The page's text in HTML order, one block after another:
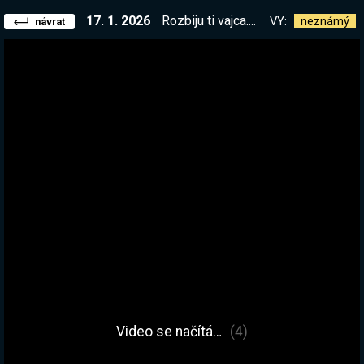
návrat 17. 1. 2026 Rozbiju ti vajca. Automatizační, fyzikální hra :D A vůbec není divná, co děláš VY: neznámý
Video se načítá… (4)